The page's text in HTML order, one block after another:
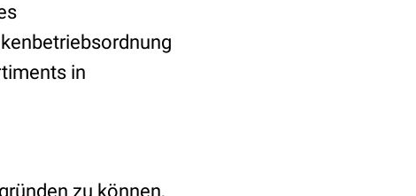
in
zu können,